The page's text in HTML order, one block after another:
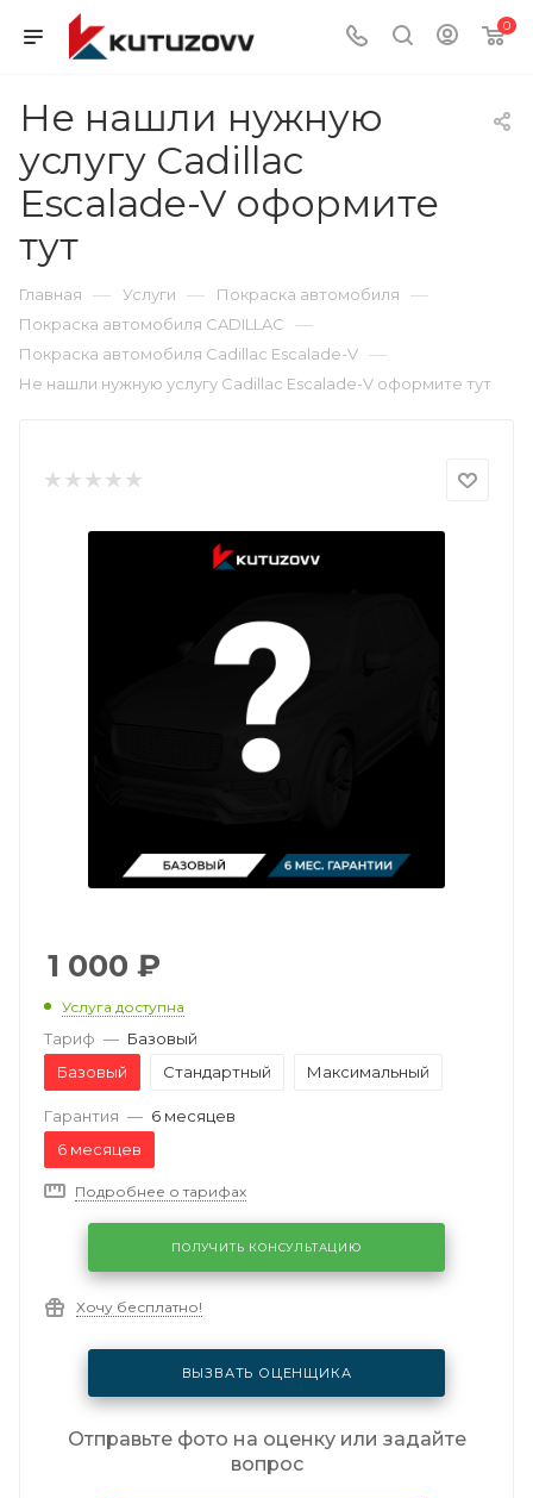
0
Не нашли нужную
услугу Cadillac
Escalade-V оформите
тут
Главная — Услуги — Покраска автомобиля —
Покраска автомобиля CADILLAC —
Покраска автомобиля Cadillac Escalade-V —
Не нашли нужную услугу Cadillac Escalade-V оформите тут
1 000 ₽
Услуга доступна
Тариф — Базовый
Базовый
Стандартный Максимальный
Гарантия — 6 месяцев
6 месяцев
Подробнее о тарифах
ПОЛУЧИТЬ КОНСУЛЬТАЦИЮ
Хочу бесплатно!
ВЫЗВАТЬ ОЦЕНЩИКА
Отправьте фото на оценку или задайте
вопрос